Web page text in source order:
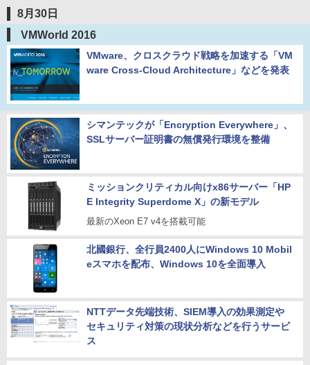
8月30日
VMWorld 2016
VMware、クロスクラウド戦略を加速する「VM
ware Cross-Cloud Architecture」などを発表
シマンテックが「Encryption Everywhere」、
SSLサーバー証明書の無償発行環境を整備
ミッションクリティカル向けx86サーバー「HP
E Integrity Superdome X」の新モデル
最新のXeon E7 v4を搭載可能
北國銀行、全行員2400人にWindows 10 Mobil
eスマホを配布、Windows 10を全面導入
NTTデータ先端技術、SIEM導入の効果測定や
セキュリティ対策の現状分析などを行うサービ
ス